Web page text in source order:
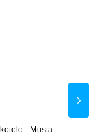
- Musta